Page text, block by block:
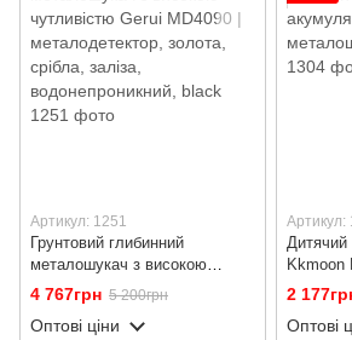
Артикул: 1251
Грунтовий глибинний
металошукач з високою
чутливістю Gerui MD4090 |
металодетектор, золота,
срібла, заліза,
4 767грн 5 200грн
Оптові ціни
Артикул:
Kkmoon
для дітей
2
Оптові